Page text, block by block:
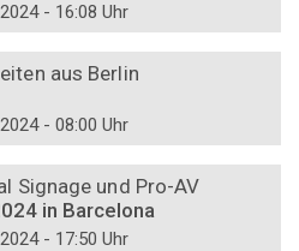
- 16:08 Uhr
aus Berlin
- 08:00 Uhr
Signage und Pro-AV
in Barcelona
- 17:50 Uhr